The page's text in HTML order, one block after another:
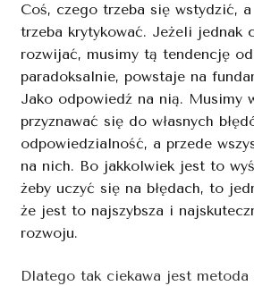
Coś, czego trzeba się wstydzić,
trzeba krytykować. Jeżeli jednak
rozwijać, musimy tą tendencję
paradoksalnie, powstaje na
Jako odpowiedź na nią. Musimy
przyznawać się do własnych
odpowiedzialność, a przede
na nich. Bo jakkolwiek jest to
żeby uczyć się na błędach, to
że jest to najszybsza i
rozwoju.
Dlatego tak ciekawa jest metoda